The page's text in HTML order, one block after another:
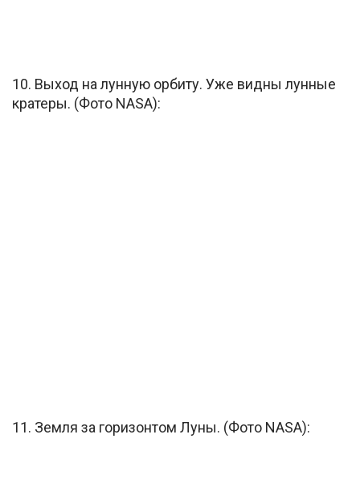
10. Выход на лунную орбиту. Уже видны лунные
кратеры. (Фото NASA):
11. Земля за горизонтом Луны. (Фото NASA):